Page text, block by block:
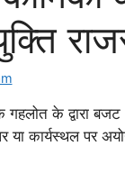
के द्वारा
कार्यस्थल पर